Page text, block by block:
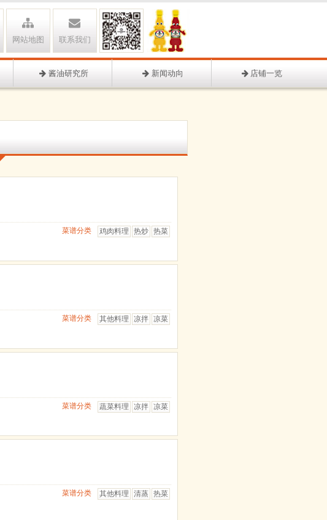
联系我们
网站地图
酱油研究所 新闻动向 店铺一览
热菜
热炒
鸡肉料理
菜谱分类
凉菜
凉拌
其他料理
菜谱分类
凉菜
凉拌
蔬菜料理
菜谱分类
热菜
清蒸
其他料理
菜谱分类